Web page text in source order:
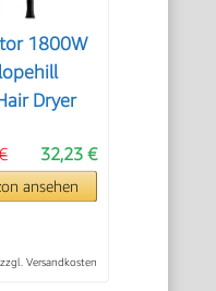
1800W
Dryer
32,23 €
ansehen
Versandkosten